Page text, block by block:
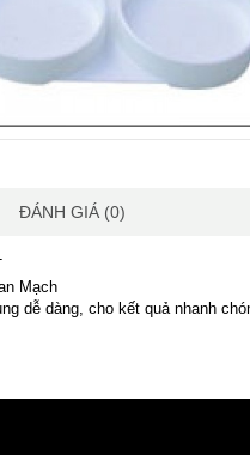
ĐÁNH GIÁ (0)
Mạch
dễ dàng, cho kết quả nhanh